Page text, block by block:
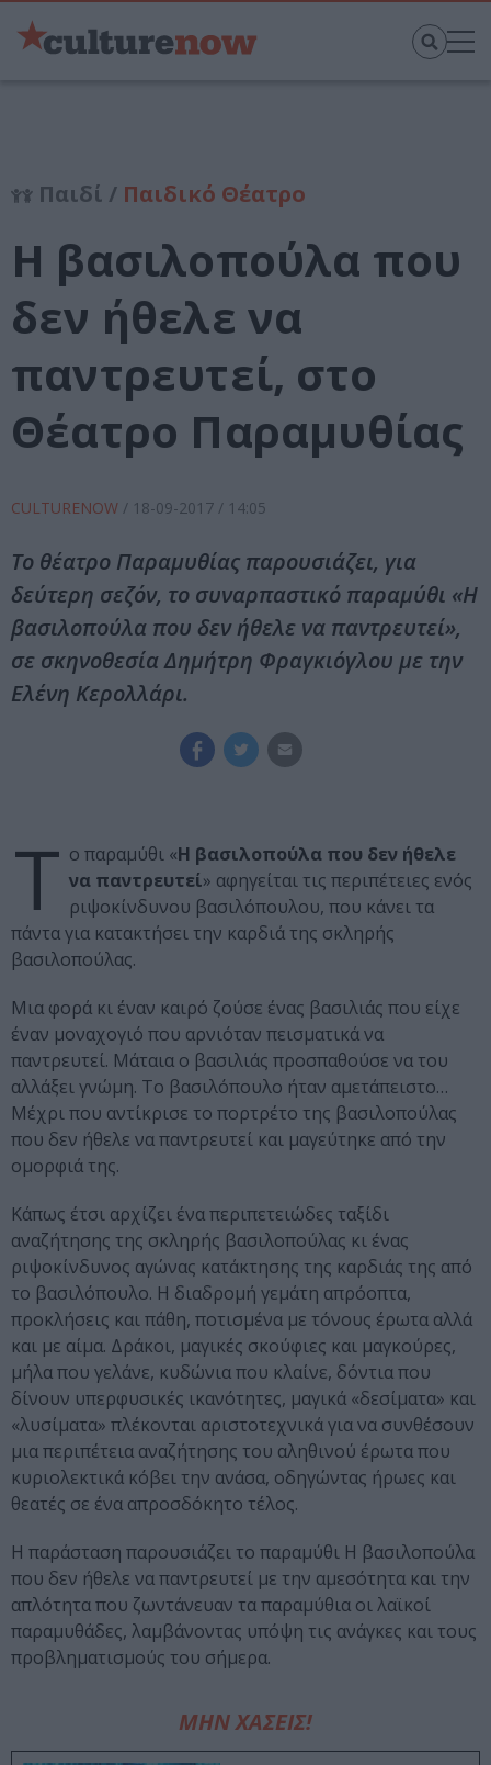
Παιδί / Παιδικό Θέατρο
Η βασιλοπούλα που
δεν ήθελε να
παντρευτεί, στο
Θέατρο Παραμυθίας
CULTURENOW / 18-09-2017 / 14:05
Το θέατρο Παραμυθίας παρουσιάζει, για
δεύτερη σεζόν, το συναρπαστικό παραμύθι «Η
βασιλοπούλα που δεν ήθελε να παντρευτεί»,
σε σκηνοθεσία Δημήτρη Φραγκιόγλου με την
Ελένη Κερολλάρι.
Τ ο παραμύθι «Η βασιλοπούλα που δεν ήθελε
να παντρευτεί» αφηγείται τις περιπέτειες ενός
ριψοκίνδυνου βασιλόπουλου, που κάνει τα
πάντα για κατακτήσει την καρδιά της σκληρής
βασιλοπούλας.
Μια φορά κι έναν καιρό ζούσε ένας βασιλιάς που είχε
έναν μοναχογιό που αρνιόταν πεισματικά να
παντρευτεί. Μάταια ο βασιλιάς προσπαθούσε να του
αλλάξει γνώμη. Το βασιλόπουλο ήταν αμετάπειστο…
Μέχρι που αντίκρισε το πορτρέτο της βασιλοπούλας
που δεν ήθελε να παντρευτεί και μαγεύτηκε από την
ομορφιά της.
Κάπως έτσι αρχίζει ένα περιπετειώδες ταξίδι
αναζήτησης της σκληρής βασιλοπούλας κι ένας
ριψοκίνδυνος αγώνας κατάκτησης της καρδιάς της από
το βασιλόπουλο. Η διαδρομή γεμάτη απρόοπτα,
προκλήσεις και πάθη, ποτισμένα με τόνους έρωτα αλλά
και με αίμα. Δράκοι, μαγικές σκούφιες και μαγκούρες,
μήλα που γελάνε, κυδώνια που κλαίνε, δόντια που
δίνουν υπερφυσικές ικανότητες, μαγικά «δεσίματα» και
«λυσίματα» πλέκονται αριστοτεχνικά για να συνθέσουν
μια περιπέτεια αναζήτησης του αληθινού έρωτα που
κυριολεκτικά κόβει την ανάσα, οδηγώντας ήρωες και
θεατές σε ένα απροσδόκητο τέλος.
Η παράσταση παρουσιάζει το παραμύθι Η βασιλοπούλα
που δεν ήθελε να παντρευτεί με την αμεσότητα και την
απλότητα που ζωντάνευαν τα παραμύθια οι λαϊκοί
παραμυθάδες, λαμβάνοντας υπόψη τις ανάγκες και τους
προβληματισμούς του σήμερα.
ΜΗΝ ΧΑΣΕΙΣ!